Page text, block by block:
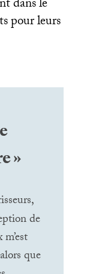
dans le
pour leurs
»
de
que